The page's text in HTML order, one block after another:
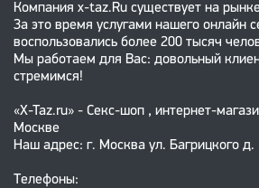
Компания x-taz.Ru существует на
За это время услугами нашего онлайн
воспользовались более 200 тысяч
Мы работаем для Вас: довольный
стремимся!
«X-Taz.ru» - Секс-шоп , интернет-
Москве
Наш адрес: г. Москва ул. Багрицкого д.
Телефоны: